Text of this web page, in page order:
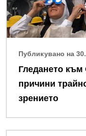
Публикувано на
Гледането
причини
зрението